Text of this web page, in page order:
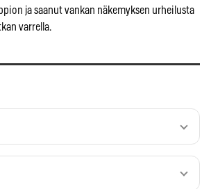
ja saanut vankan näkemyksen urheilusta
varrella.